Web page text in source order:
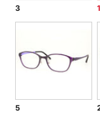
3 1
5